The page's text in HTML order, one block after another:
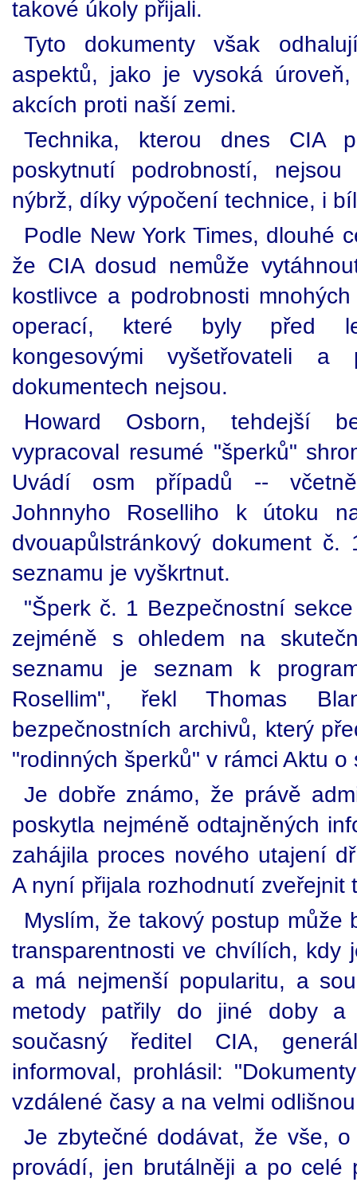
takové úkoly přijali.
Tyto dokumenty však
aspektů, jako je vysoká
akcích proti naší zemi.
Technika, kterou dnes CIA
poskytnutí podrobností,
nýbrž, díky výpočení technice, i
Podle New York Times, dlouhé
že CIA dosud nemůže
kostlivce a podrobnosti
operací, které byly před
kongesovými vyšetřovateli a
dokumentech nejsou.
Howard Osborn, tehdejší
vypracoval resumé "šperků"
Uvádí osm případů --
Johnnyho Roselliho k útoku
dvouapůlstránkový dokument
seznamu je vyškrtnut.
"Šperk č. 1 Bezpečnostní
zejméně s ohledem na
seznamu je seznam k
Rosellim", řekl Thomas
bezpečnostních archivů, který
"rodinných šperků" v rámci Aktu
Je dobře známo, že právě
poskytla nejméně odtajněných
zahájila proces nového utajení
A nyní přijala rozhodnutí zveřejnit
Myslím, že takový postup může
transparentnosti ve chvílích, kdy
a má nejmenší popularitu, a
metody patřily do jiné doby
současný ředitel CIA,
informoval, prohlásil:
vzdálené časy a na velmi
Je zbytečné dodávat, že vše,
provádí, jen brutálněji a po celé